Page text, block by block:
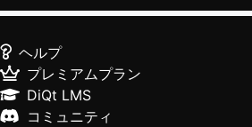
ヘルプ
プレミアムプラン
DiQt LMS
コミュニティ